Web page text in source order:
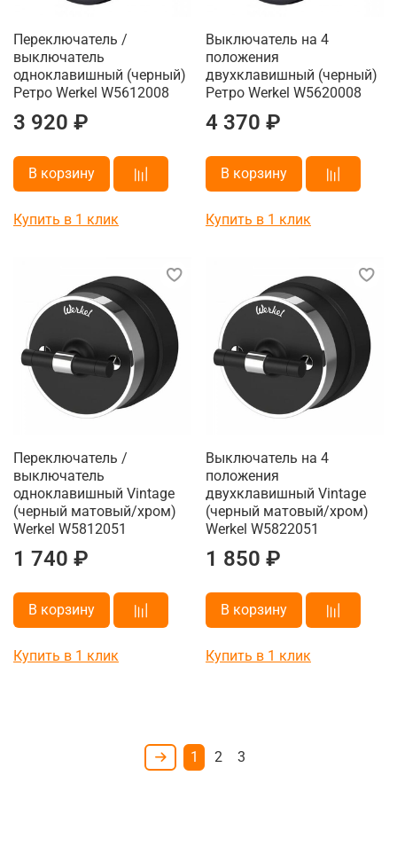
Переключатель /
выключатель
одноклавишный (черный)
Ретро Werkel W5612008
3 920 ₽
В корзину
Купить в 1 клик
Выключатель на 4
положения
двухклавишный (черный)
Ретро Werkel W5620008
4 370 ₽
В корзину
Купить в 1 клик
Переключатель /
выключатель
одноклавишный Vintage
(черный матовый/хром)
Werkel W5812051
1 740 ₽
В корзину
Купить в 1 клик
Выключатель на 4
положения
двухклавишный Vintage
(черный матовый/хром)
Werkel W5822051
1 850 ₽
В корзину
Купить в 1 клик
1 2 3